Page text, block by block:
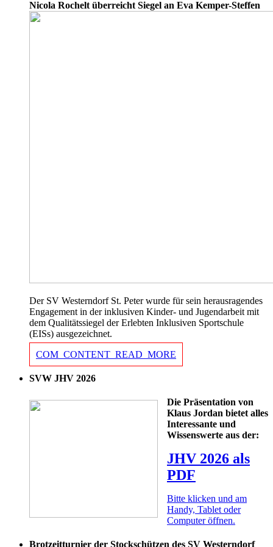
Nicola Rochelt überreicht Siegel an Eva Kemper-Steffen
Der SV Westerndorf St. Peter wurde für sein herausragendes
Engagement in der inklusiven Kinder- und Jugendarbeit mit
dem Qualitätssiegel der Erlebten Inklusiven Sportschule
(EISs) ausgezeichnet.
COM_CONTENT_READ_MORE
SVW JHV 2026
Die Präsentation von
Klaus Jordan bietet alles
Interessante und
Wissenswerte aus der:
JHV 2026 als
PDF
Bitte klicken und am
Handy, Tablet oder
Computer öffnen.
Brotzeitturnier der Stockschützen des SV Westerndorf